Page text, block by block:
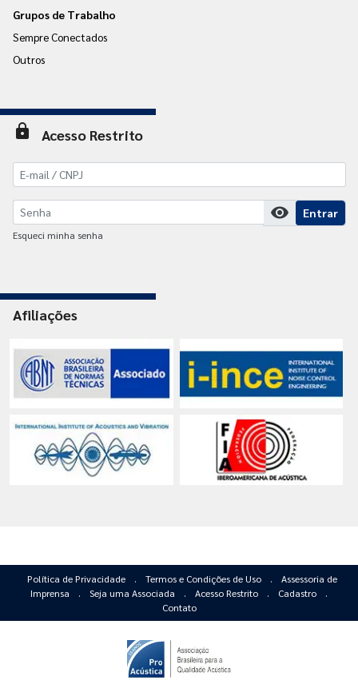
Grupos de Trabalho
Sempre Conectados
Outros
lock Acesso Restrito
visibility Entrar
Esqueci minha senha
Afiliações
Política de Privacidade . Termos e Condições de Uso .
Assessoria de
Imprensa
. Seja uma Associada . Acesso Restrito . Cadastro
.
Contato